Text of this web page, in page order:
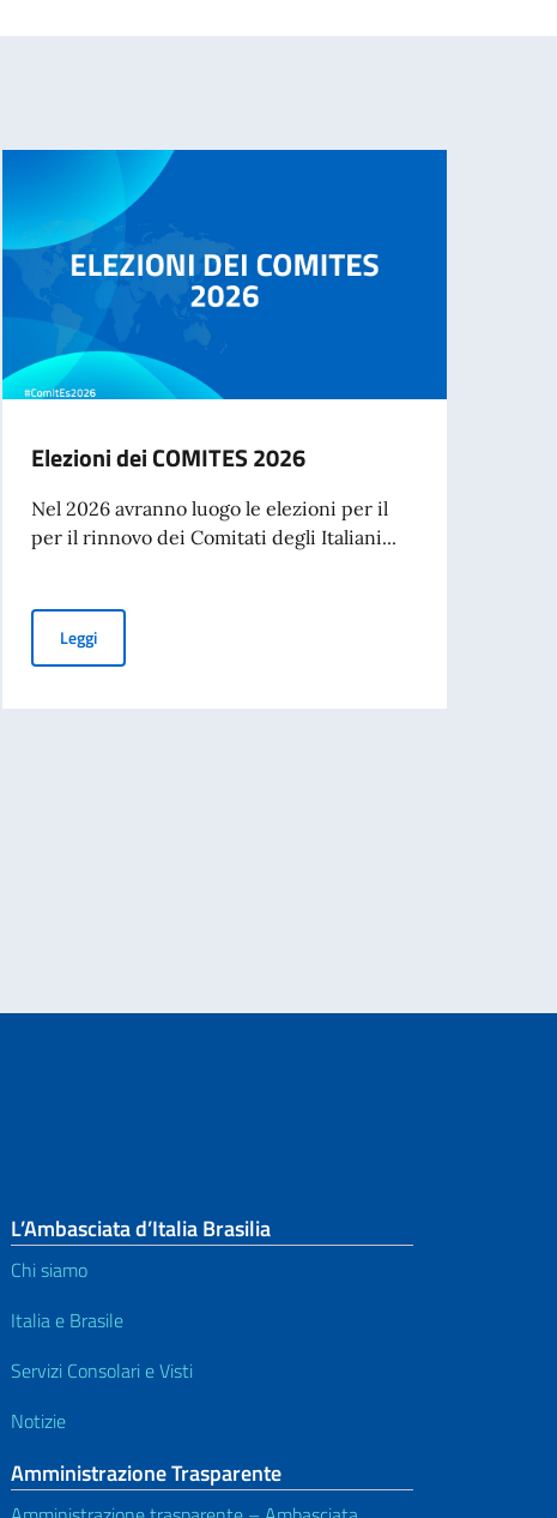
e di attuazione di iniziative umanitarie e di tutela dei diritti umani
di Traduzione di Poesia dall’Italiano al Portoghese
Elezioni dei COMITES 2026
Nel 2026 avranno luogo le elezioni per il
per il rinnovo dei Comitati degli Italiani...
LeggiElezioni dei COMITES 2026
L’Ambasciata d’Italia Brasilia
Chi siamo
Italia e Brasile
Servizi Consolari e Visti
Notizie
Amministrazione Trasparente